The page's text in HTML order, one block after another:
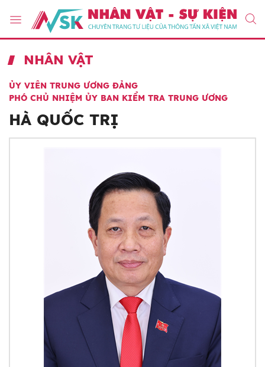
NHÂN VẬT
ỦY VIÊN TRUNG ƯƠNG ĐẢNG
PHÓ CHỦ NHIỆM ỦY BAN KIỂM TRA TRUNG ƯƠNG
HÀ QUỐC TRỊ